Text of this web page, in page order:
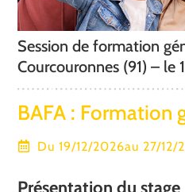
Session de formation
Courcouronnes (91) – le
BAFA : Formation
Du 19/12/2026au 27/12/
Présentation du stage